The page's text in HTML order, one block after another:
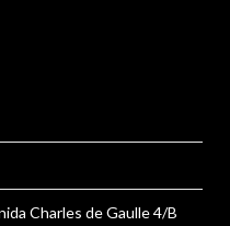
Charles de Gaulle 4/B